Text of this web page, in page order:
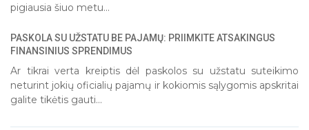
pigiausia šiuo metu...
PASKOLA SU UŽSTATU BE PAJAMŲ: PRIIMKITE ATSAKINGUS
FINANSINIUS SPRENDIMUS
Ar tikrai verta kreiptis dėl paskolos su užstatu suteikimo
neturint jokių oficialių pajamų ir kokiomis sąlygomis apskritai
galite tikėtis gauti...